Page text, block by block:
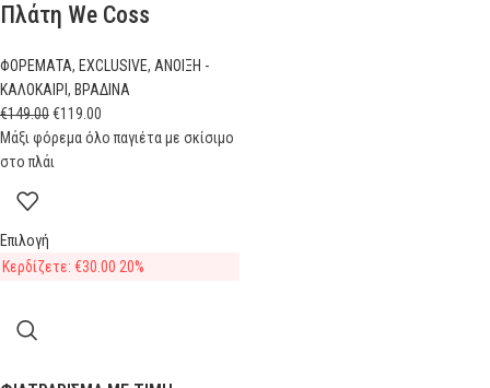
Πλάτη We Coss
ΦΟΡΕΜΑΤΑ, EXCLUSIVE, ΑΝΟΙΞΗ -
ΚΑΛΟΚΑΙΡΙ , ΒΡΑΔΙΝΑ
€149.00€119.00
Μάξι φόρεμα όλο παγιέτα με σκίσιμο
στο πλάι
Επιλογή
Κερδίζετε: €30.00 20%